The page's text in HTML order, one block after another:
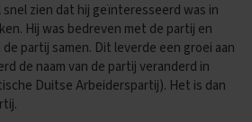
zien dat hij geïnteresseerd was in
Hij was bedreven met de partij en
partij samen. Dit leverde een groei aan
de naam van de partij veranderd in
Duitse Arbeiderspartij). Het is dan